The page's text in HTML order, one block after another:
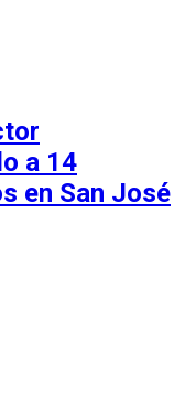
a 14
en San José